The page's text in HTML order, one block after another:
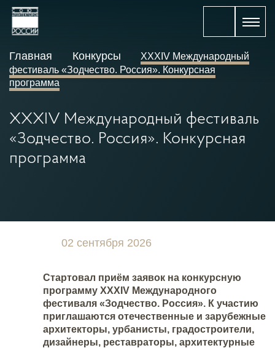
Главная Конкурсы
XXXIV Международный
фестиваль «Зодчество. Россия». Конкурсная
программа
XXXIV Международный фестиваль
«Зодчество. Россия». Конкурсная
программа
02 сентября 2026
Стартовал приём заявок на конкурсную
программу XXXIV Международного
фестиваля «Зодчество. Россия». К участию
приглашаются отечественные и зарубежные
архитекторы, урбанисты, градостроители,
дизайнеры, реставраторы, архитектурные